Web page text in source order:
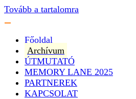
Tovább a tartalomra
Főoldal
Archívum
ÚTMUTATÓ
MEMORY LANE 2025
PARTNEREK
KAPCSOLAT